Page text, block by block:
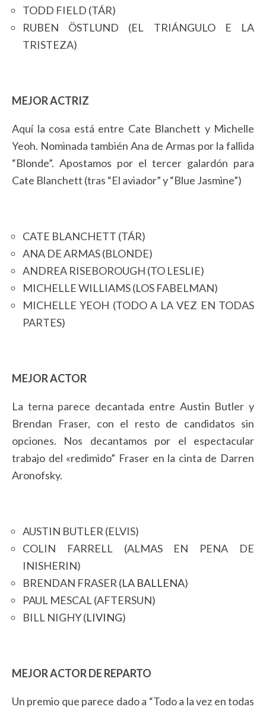
TODD FIELD (TÁR)
RUBEN ÖSTLUND (EL TRIÁNGULO E LA
TRISTEZA)
MEJOR ACTRIZ
Aquí la cosa está entre Cate Blanchett y Michelle
Yeoh. Nominada también Ana de Armas por la fallida
“Blonde”. Apostamos por el tercer galardón para
Cate Blanchett (tras “El aviador” y “Blue Jasmine”)
CATE BLANCHETT (TÁR)
ANA DE ARMAS (BLONDE)
ANDREA RISEBOROUGH (TO LESLIE)
MICHELLE WILLIAMS (LOS FABELMAN)
MICHELLE YEOH (TODO A LA VEZ EN TODAS
PARTES)
MEJOR ACTOR
La terna parece decantada entre Austin Butler y
Brendan Fraser, con el resto de candidatos sin
opciones. Nos decantamos por el espectacular
trabajo del «redimido” Fraser en la cinta de Darren
Aronofsky.
AUSTIN BUTLER (ELVIS)
COLIN FARRELL (ALMAS EN PENA DE
INISHERIN)
BRENDAN FRASER (LA BALLENA)
PAUL MESCAL (AFTERSUN)
BILL NIGHY (LIVING)
MEJOR ACTOR DE REPARTO
Un premio que parece dado a “Todo a la vez en todas